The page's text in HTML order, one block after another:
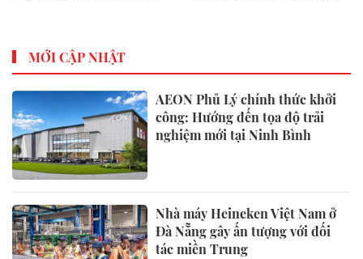
MỚI CẬP NHẬT
AEON Phủ Lý chính thức khởi
công: Hướng đến tọa độ trải
nghiệm mới tại Ninh Bình
Nhà máy Heineken Việt Nam ở
Đà Nẵng gây ấn tượng với đối
tác miền Trung